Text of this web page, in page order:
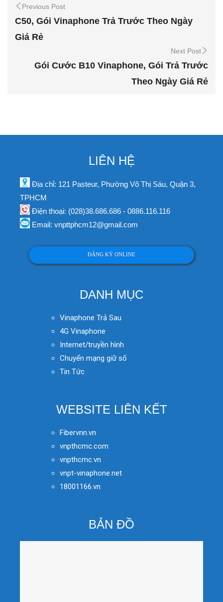
Previous Post
C50, Gói Vinaphone Trả Trước Theo Ngày
Giá Rẻ
Next Post
Gói Cước B10 Vinaphone, Gói Trả Trước
Theo Ngày Giá Rẻ
LIÊN HỆ
Địa chỉ: 121 Pasteur, Phường Võ Thị Sáu, Quận 3,
TPHCM
Điện thoại: (028)38.686.686 - 0886.116.116
Email: vnpttphcm12@gmail.com
ĐĂNG KÝ ONLINE
DANH MỤC
Vinaphone Trả Sau
4G Vinaphone
Internet/truyền hình
Chuyển mạng giữ số
Tin Tức
WEBSITE LIÊN KẾT
Fibervnn.vn
vnpthcmc.com
vnpthcmc.vn
vnpt-vinaphone.net
18001166.vn
BẢN ĐỒ